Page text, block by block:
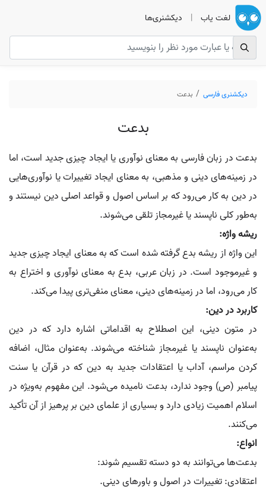
لغت یاب | دیکشنری‌ها
دیکشنری فارسی بدعت
بدعت
بدعت در زبان فارسی به معنای نوآوری یا ایجاد چیزی جدید است، اما
در زمینه‌های دینی و مذهبی، به معنای ایجاد تغییرات یا نوآوری‌هایی
در دین به کار می‌رود که بر اساس اصول و قواعد اصلی دین نیستند و
به‌طور کلی ناپسند یا غیرمجاز تلقی می‌شوند.
ریشه واژه:
این واژه از ریشه بدع گرفته شده است که به معنای ایجاد چیزی جدید
و غیرموجود است. در زبان عربی، بدع به معنای نوآوری و اختراع به
کار می‌رود، اما در زمینه‌های دینی، معنای منفی‌تری پیدا می‌کند.
کاربرد در دین:
در متون دینی، این اصطلاح به اقداماتی اشاره دارد که در دین
به‌عنوان ناپسند یا غیرمجاز شناخته می‌شوند. به‌عنوان مثال، اضافه
کردن مراسم، آداب یا اعتقادات جدید به دین که در قرآن یا سنت
پیامبر (ص) وجود ندارد، بدعت نامیده می‌شود. این مفهوم به‌ویژه در
اسلام اهمیت زیادی دارد و بسیاری از علمای دین بر پرهیز از آن تأکید
می‌کنند.
انواع:
بدعت‌ها می‌توانند به دو دسته تقسیم شوند:
اعتقادی: تغییرات در اصول و باورهای دینی.